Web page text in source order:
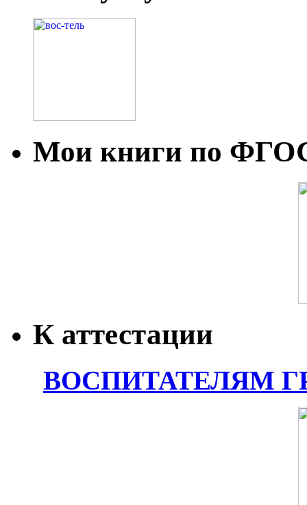
Мои книги по
К аттестации
ВОСПИТАТЕЛЯМ